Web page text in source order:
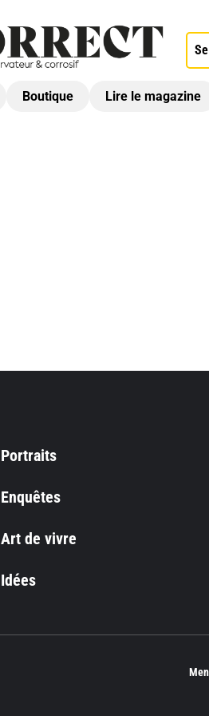
Boutique Lire le magazine
Portraits
Enquêtes
Art de vivre
Idées